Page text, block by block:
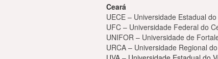
Ceará
UECE – Universidade Estadual
UFC – Universidade Federal do
UNIFOR – Universidade de
URCA – Universidade Regional